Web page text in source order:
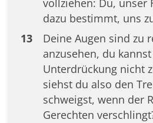
vollziehen: Du, unser
dazu bestimmt, uns
13
Deine Augen sind zu
anzusehen, du
Unterdrückung nicht
siehst du also den
schweigst, wenn der
Gerechten